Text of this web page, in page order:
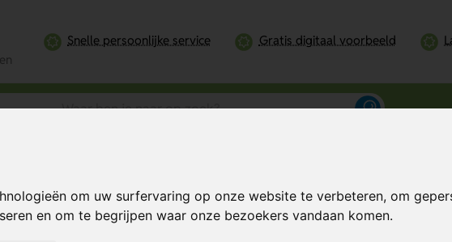
om uw surfervaring op onze website te verbeteren, om
en om te begrijpen waar onze bezoekers vandaan komen.
Snelle persoonlijke service Gratis digitaal voorbeeld
Bereken mijn prijs Al vanaf€ 13,79 per